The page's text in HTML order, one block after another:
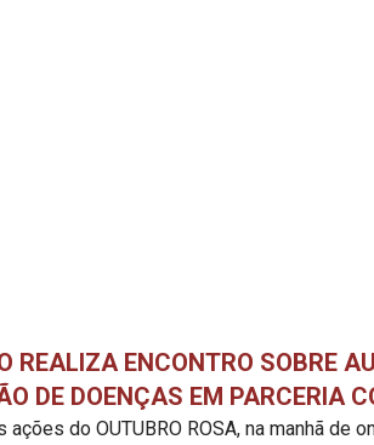
REALIZA ENCONTRO SOBRE
DE DOENÇAS EM PARCERIA
ações do OUTUBRO ROSA, na manhã de